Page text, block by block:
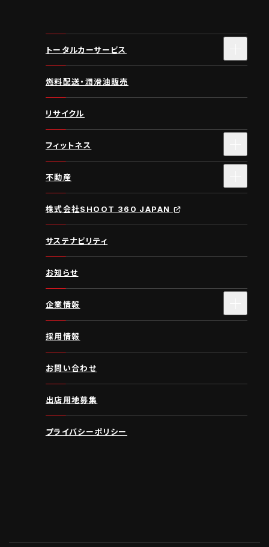
トータルカーサービス
燃料配送・潤滑油販売
リサイクル
フィットネス
不動産
株式会社SHOOT 360 JAPAN
サステナビリティ
お知らせ
企業情報
採用情報
お問い合わせ
出店用地募集
プライバシーポリシー